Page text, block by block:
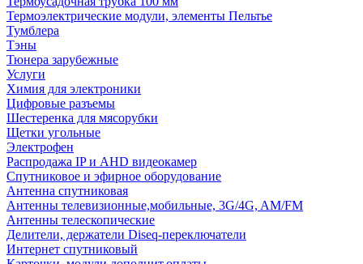
Термоэлектрические модули, элементы Пельтье
Тумблера
Тэны
Тюнера зарубежные
Услуги
Химия для электроники
Цифровые разъемы
Шестеренка для мясорубки
Щетки угольные
Электрофен
Распродажа IP и AHD видеокамер
Спутниковое и эфирное оборудование
Антенна спутниковая
Антенны телевизионные,мобильные, 3G/4G, AM/FM
Антенны телескопические
Делители, держатели Diseq-переключатели
Интернет спутниковый